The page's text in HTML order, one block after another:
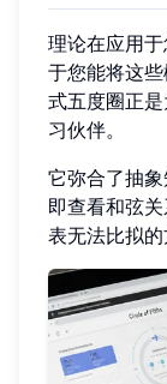
理论在应用
于您能将这
式五度圈正
习伙伴。
它弥合了抽
即查看和弦
表无法比拟的